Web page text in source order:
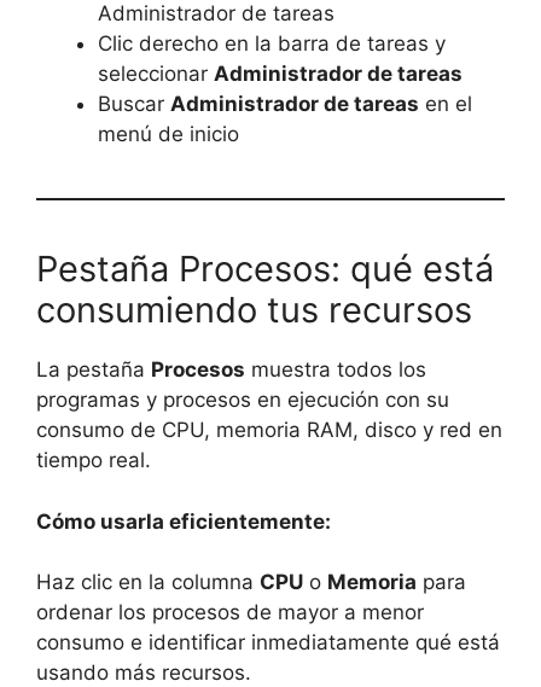
Administrador de tareas
Clic derecho en la barra de tareas y
seleccionar Administrador de tareas
Buscar Administrador de tareas en el
menú de inicio
Pestaña Procesos: qué está
consumiendo tus recursos
La pestaña Procesos muestra todos los
programas y procesos en ejecución con su
consumo de CPU, memoria RAM, disco y red en
tiempo real.
Cómo usarla eficientemente:
Haz clic en la columna CPU o Memoria para
ordenar los procesos de mayor a menor
consumo e identificar inmediatamente qué está
usando más recursos.